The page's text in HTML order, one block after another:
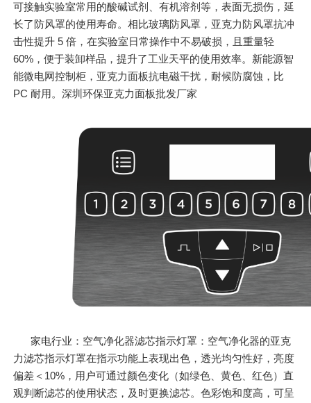
可接触实验室常用的酸碱试剂、有机溶剂等，表面无损伤，延
长了防风罩的使用寿命。相比玻璃防风罩，亚克力防风罩抗冲
击性提升 5 倍，在实验室日常操作中不易破损，且重量轻
60%，便于装卸样品，提升了工业天平的使用效率。新能源智
能微电网控制柜，亚克力面板抗电磁干扰，耐候防腐蚀，比
PC 耐用。深圳环保亚克力面板批发厂家
家电行业：空气净化器滤芯指示灯罩：空气净化器的亚克
力滤芯指示灯罩在指示功能上表现出色，透光均匀性好，亮度
偏差＜10%，用户可通过颜色变化（如绿色、黄色、红色）直
观判断滤芯的使用状态，及时更换滤芯。色彩饱和度高，可呈